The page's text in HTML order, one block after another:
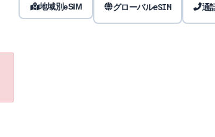
地域別eSIM グローバルeSIM 通